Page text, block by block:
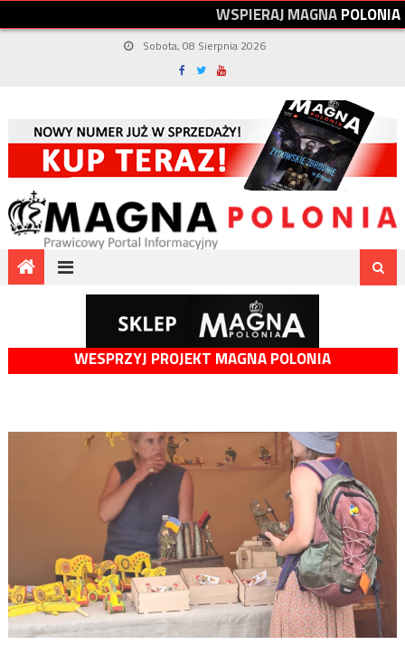
WSPIERAJMAGNAPOLONIA
Sobota, 08 Sierpnia 2026
WESPRZYJ PROJEKT MAGNA POLONIA